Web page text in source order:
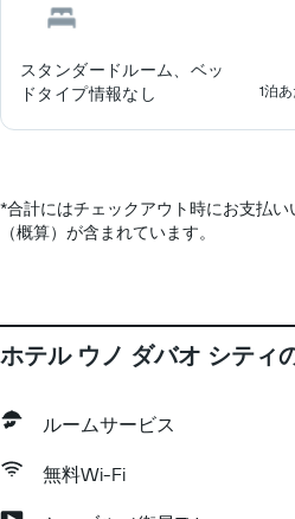
スタンダードルーム、ベッ
ドタイプ情報なし
1泊
*合計にはチェックアウト時にお支払
（概算）が含まれています。
ホテル ウノ ダバオ シティ
ルームサービス
無料Wi-Fi